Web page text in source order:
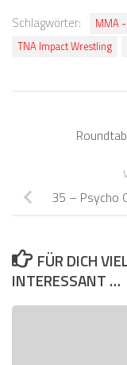
Schlagwörter:
MMA
TNA Impact Wrestling
35 – Psycho
FÜR DICH
INTERESSANT …